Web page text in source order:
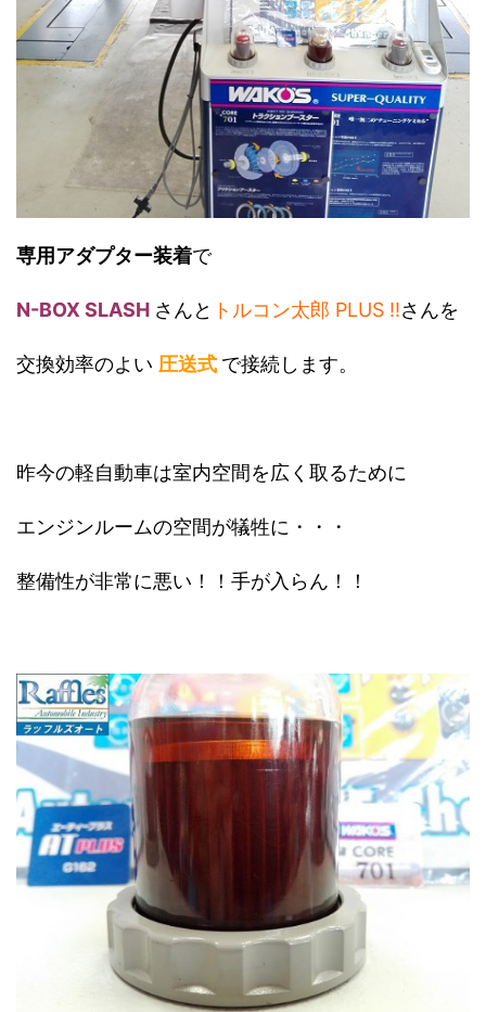
専用アダプター装着で
N-BOX SLASH さんと トルコン太郎 PLUS !!さんを
交換効率のよい 圧送式 で接続します。
昨今の軽自動車は室内空間を広く取るために
エンジンルームの空間が犠牲に・・・
整備性が非常に悪い！！手が入らん！！